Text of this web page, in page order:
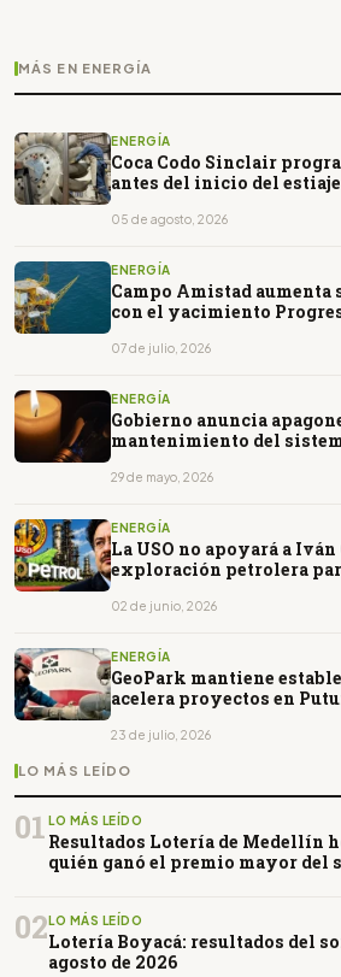
MÁS EN ENERGÍA
ENERGÍA
Coca Codo Sinclair
antes del inicio del estiaje
05 de agosto, 2026
ENERGÍA
Campo Amistad aumenta
con el yacimiento
07 de julio, 2026
ENERGÍA
Gobierno anuncia
mantenimiento del
29 de mayo, 2026
ENERGÍA
La USO no apoyará a
exploración petrolera
02 de junio, 2026
ENERGÍA
GeoPark mantiene
acelera proyectos en
23 de julio, 2026
LO MÁS LEÍDO
01 LO MÁS LEÍDO
Resultados Lotería de Medellín
quién ganó el premio mayor del
02 LO MÁS LEÍDO
Lotería Boyacá: resultados del
agosto de 2026